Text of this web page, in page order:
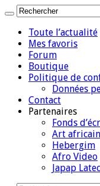
Toute l’actualité
Mes favoris
Forum
Boutique
Politique de
Données
Contact
Partenaires
Fonds
Art
Hebergim
Afro Video
Japap